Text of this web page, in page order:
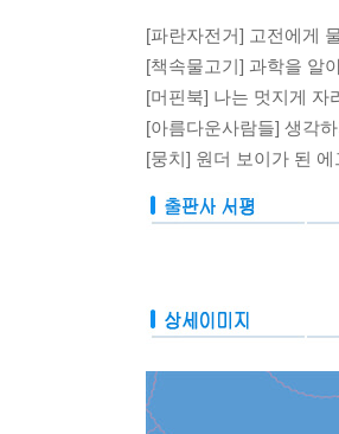
[파란자전거] 고전에게
[책속물고기] 과학을 알
[머핀북] 나는 멋지게 자
[아름다운사람들] 생각
[뭉치] 원더 보이가 된 에